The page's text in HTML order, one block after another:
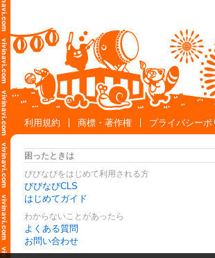
利用規約
商標・著作権 プライバシーポ
困ったときは
びびなびをはじめて利用される方
びびなびCLS
はじめてガイド
わからないことがあったら
よくある質問
お問い合わせ